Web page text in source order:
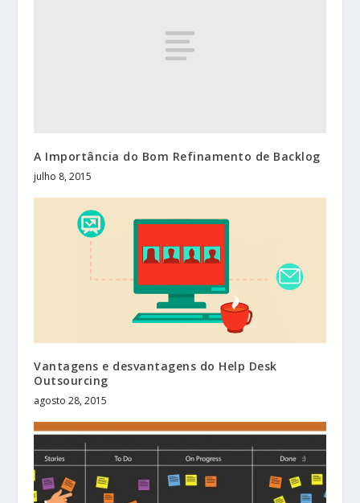
A Importância do Bom Refinamento de Backlog
julho 8, 2015
Vantagens e desvantagens do Help Desk
Outsourcing
agosto 28, 2015